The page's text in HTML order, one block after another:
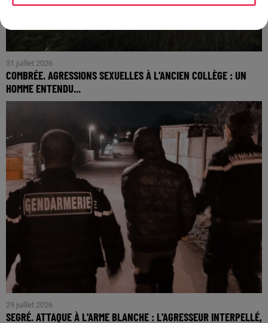
31 juillet 2026
COMBRÉE. AGRESSIONS SEXUELLES À L'ANCIEN COLLÈGE : UN
HOMME ENTENDU...
29 juillet 2026
SEGRÉ. ATTAQUE À L'ARME BLANCHE : L'AGRESSEUR INTERPELLÉ,